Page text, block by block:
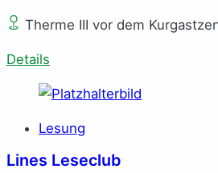
Therme III vor dem
Details
Lesung
Lines Leseclub